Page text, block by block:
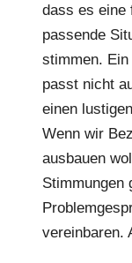
dass es eine
passende
stimmen.
passt nicht
einen
Wenn wir
ausbauen
Stimmungen
vereinbaren.